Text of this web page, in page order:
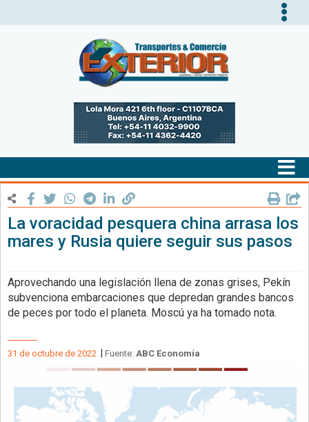
La voracidad pesquera china arrasa los
mares y Rusia quiere seguir sus pasos
Aprovechando una legislación llena de zonas grises, Pekín
subvenciona embarcaciones que depredan grandes bancos
de peces por todo el planeta. Moscú ya ha tomado nota.
31 de octubre de 2022 Fuente: ABC Economía